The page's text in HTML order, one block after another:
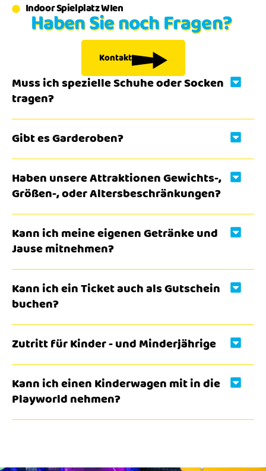
Indoor Spielplatz WIen
Haben Sie noch Fragen?
Kontakt
Muss ich spezielle Schuhe oder Socken
tragen?
Gibt es Garderoben?
Haben unsere Attraktionen Gewichts-,
Größen-, oder Altersbeschränkungen?
Kann ich meine eigenen Getränke und
Jause mitnehmen?
Kann ich ein Ticket auch als Gutschein
buchen?
Zutritt für Kinder - und Minderjährige
Kann ich einen Kinderwagen mit in die
Playworld nehmen?